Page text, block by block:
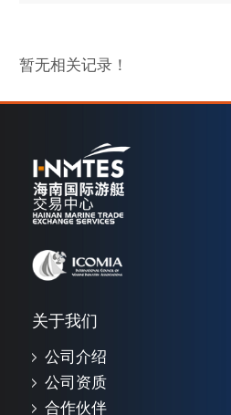
暂无相关记录！
关于我们
公司介绍
公司资质
合作伙伴